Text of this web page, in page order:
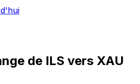
de ILS vers XAU